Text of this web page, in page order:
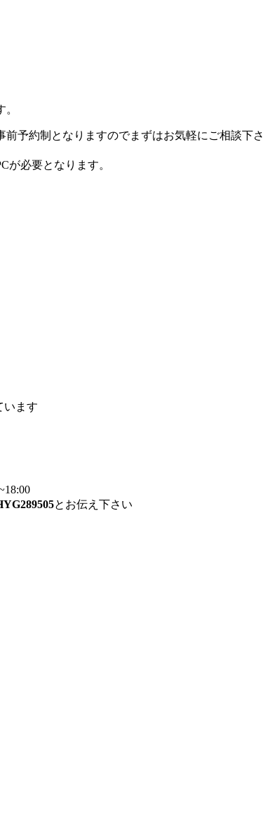
予約制となりますのでまずはお気軽にご相談下さ
が必要となります。
います
とお伝え下さい